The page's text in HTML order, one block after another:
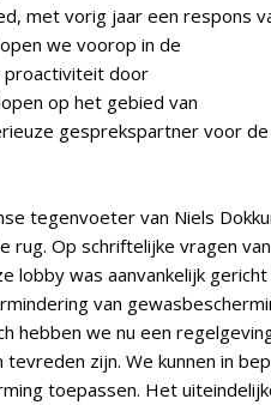
met vorig jaar een respons
we voorop in de
proactiviteit door
op het gebied van
gesprekspartner voor de
tegenvoeter van Niels
rug. Op schriftelijke vragen
lobby was aanvankelijk
van
hebben we nu een
zijn. We kunnen in
toepassen. Het